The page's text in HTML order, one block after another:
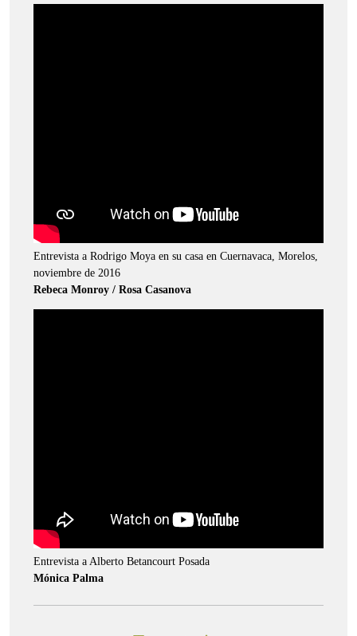
Entrevista a Rodrigo Moya en su casa en Cuernavaca, Morelos,
noviembre de 2016
Rebeca Monroy / Rosa Casanova
Entrevista a Alberto Betancourt Posada
Mónica Palma